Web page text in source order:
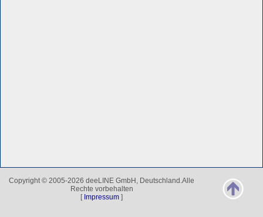
Copyright © 2005-2026 deeLINE GmbH, Deutschland.Alle
Rechte vorbehalten
[ Impressum ]